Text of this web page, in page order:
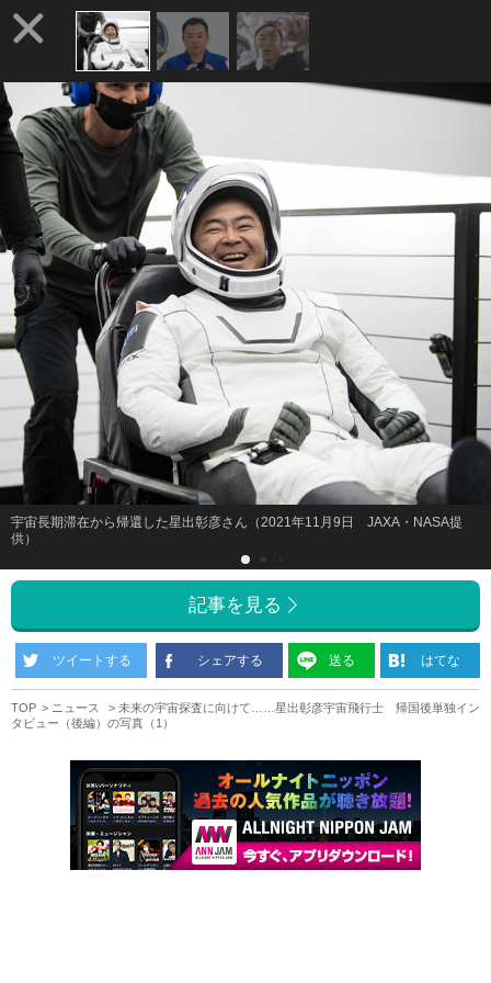
宇宙長期滞在から帰還した星出彰彦さん（2021年11月9日 JAXA・NASA提
供）
記事を見る
ツイートする シェアする 送る はてな
TOP ニュース
未来の宇宙探査に向けて……星出彰彦宇宙飛行士 帰国後単独イン
タビュー（後編）の写真（1）